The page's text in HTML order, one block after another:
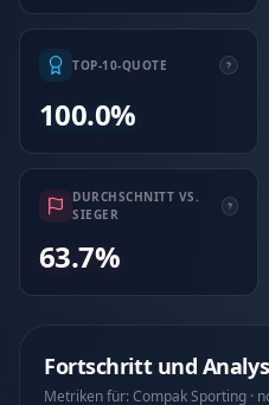
TOP-10-QUOTE
100.0%
DURCHSCHNITT VS.
SIEGER
63.7%
Fortschritt und
Metriken für: Compak Sporting ·